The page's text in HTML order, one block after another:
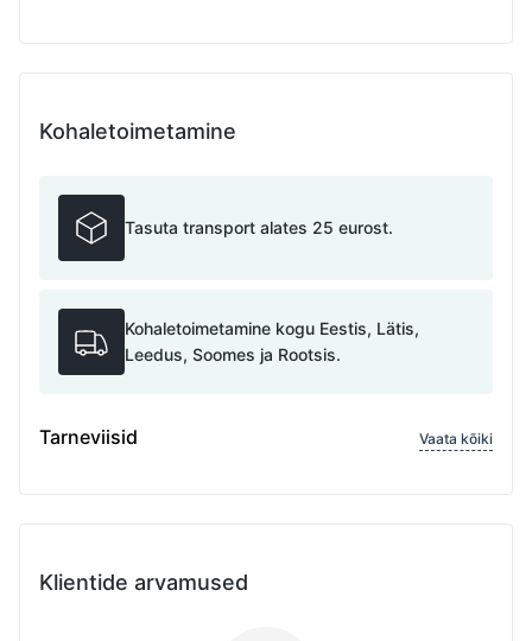
Kohaletoimetamine
Tasuta transport alates 25 eurost.
Kohaletoimetamine kogu Eestis, Lätis,
Leedus, Soomes ja Rootsis.
Tarneviisid Vaata kõiki
Klientide arvamused